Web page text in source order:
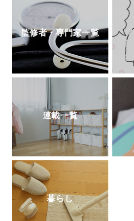
監修者・専門家一覧
連載一覧
暮らし